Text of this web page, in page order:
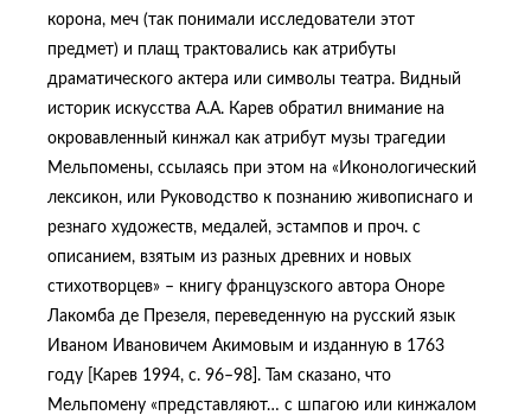
корона, меч (так понимали исследователи этот
предмет) и плащ трактовались как атрибуты
драматического актера или символы театра. Видный
историк искусства А.А. Карев обратил внимание на
окровавленный кинжал как атрибут музы трагедии
Мельпомены, ссылаясь при этом на «Иконологический
лексикон, или Руководство к познанию живописнаго и
резнаго художеств, медалей, эстампов и проч. с
описанием, взятым из разных древних и новых
стихотворцев» – книгу французского автора Оноре
Лакомба де Презеля, переведенную на русский язык
Иваном Ивановичем Акимовым и изданную в 1763
году [Карев 1994, с. 96–98]. Там сказано, что
Мельпомену «представляют… с шпагою или кинжалом